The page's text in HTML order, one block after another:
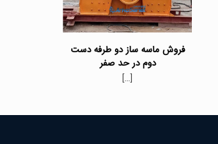
فروش ماسه ساز دو طرفه دست
دوم در حد صفر
[…]